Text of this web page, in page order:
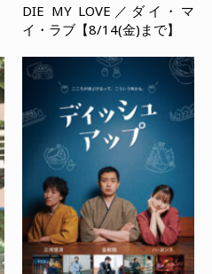
DIE MY LOVE／ダイ・マ
イ・ラブ【8/14(金)まで】